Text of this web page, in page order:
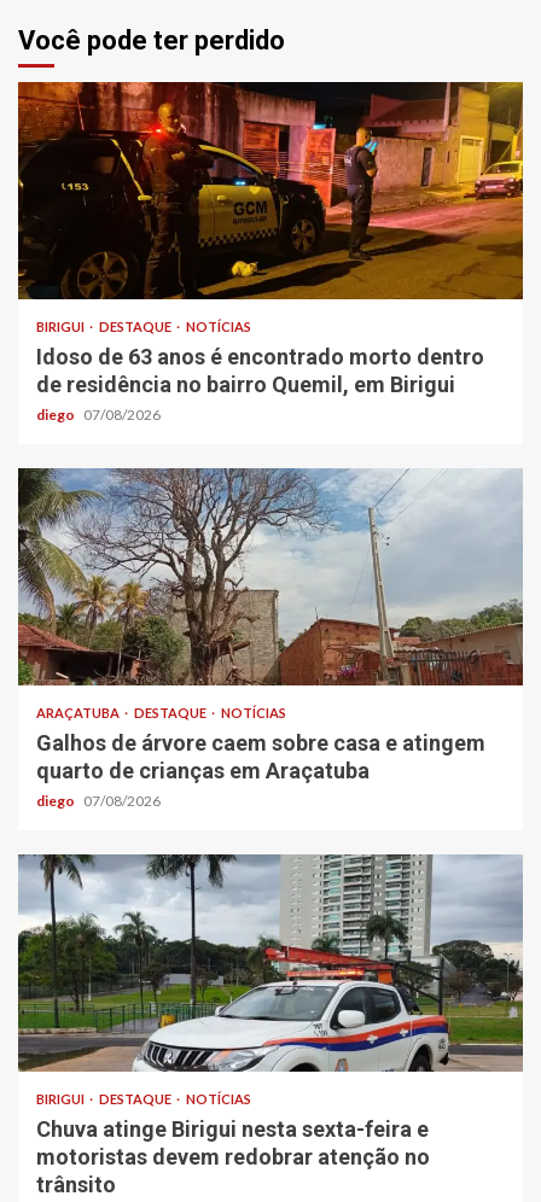
Você pode ter perdido
BIRIGUI DESTAQUE NOTÍCIAS
Idoso de 63 anos é encontrado morto dentro
de residência no bairro Quemil, em Birigui
diego 07/08/2026
ARAÇATUBA DESTAQUE NOTÍCIAS
Galhos de árvore caem sobre casa e atingem
quarto de crianças em Araçatuba
diego 07/08/2026
BIRIGUI DESTAQUE NOTÍCIAS
Chuva atinge Birigui nesta sexta-feira e
motoristas devem redobrar atenção no
trânsito